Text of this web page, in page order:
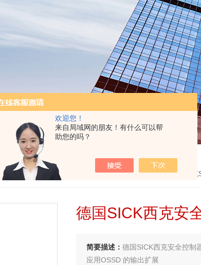
欢迎您！
来自局域网的朋友！有什么可以帮
助您的吗？
首页>产品中心>德国西克
德国SICK西克安
简要描述： 德国SICK西克安全控制
应用OSSD 的输出扩展